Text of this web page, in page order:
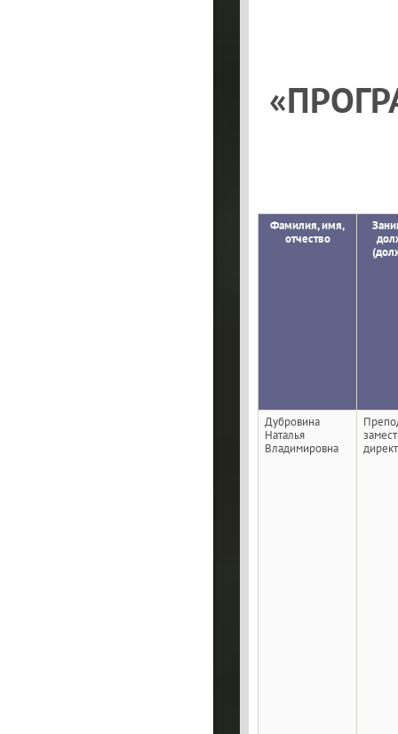
Фамилия, имя,
отчество
Дубровина
Наталья
Владимировна